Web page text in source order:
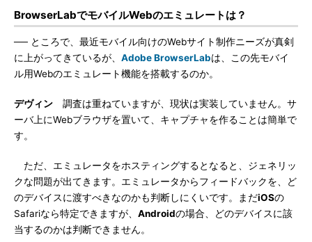
BrowserLabでモバイルWebのエミュレートは？
── ところで、最近モバイル向けのWebサイト制作ニーズが真剣
に上がってきているが、 Adobe BrowserLabは、この先モバイ
ル用Webのエミュレート機能を搭載するのか。
デヴィン 調査は重ねていますが、現状は実装していません。サ
ーバ上にWebブラウザを置いて、キャプチャを作ることは簡単で
す。
ただ、エミュレータをホスティングするとなると、ジェネリッ
クな問題が出てきます。エミュレータからフィードバックを、ど
のデバイスに渡すべきなのかも判断しにくいです。まだiOSの
Safariなら特定できますが、 Androidの場合、どのデバイスに該
当するのかは判断できません。